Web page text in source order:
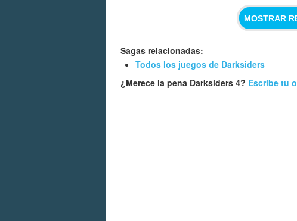
MOSTRAR
Sagas relacionadas:
Todos los juegos de Darksiders
¿Merece la pena Darksiders 4? Escribe tu